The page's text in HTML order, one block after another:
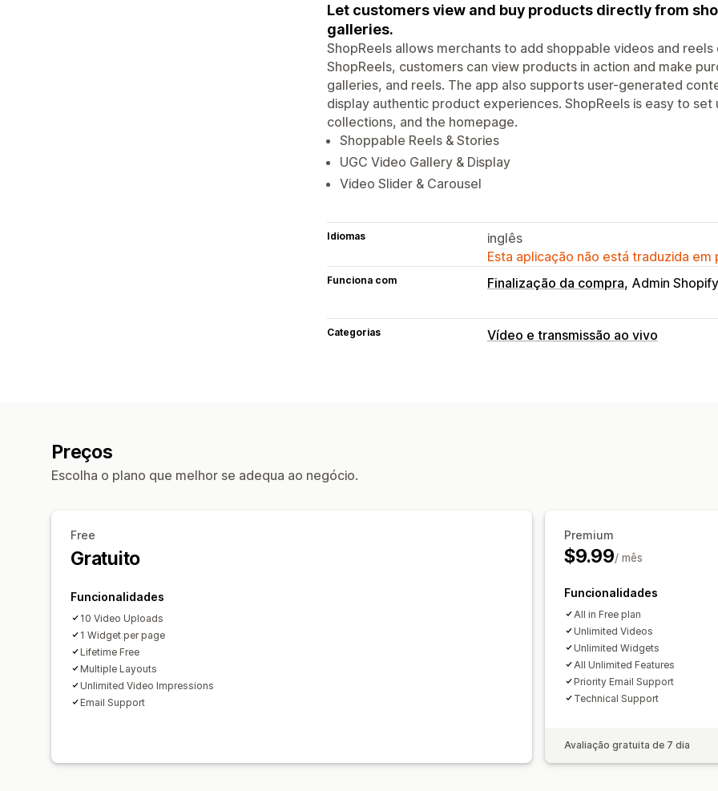
Let customers view and buy products directly from
galleries.
ShopReels allows merchants to add shoppable videos and
ShopReels, customers can view products in action and make
galleries, and reels. The app also supports user-generated
display authentic product experiences. ShopReels is easy to
collections, and the homepage.
Shoppable Reels & Stories
UGC Video Gallery & Display
Video Slider & Carousel
Idiomas
inglês
Esta aplicação não está traduzida
Funciona com Finalização da compra Admin Shopify
Categorias Vídeo e transmissão ao vivo
Preços
Escolha o plano que melhor se adequa ao negócio.
Free
Gratuito
Funcionalidades
10 Video Uploads
1 Widget per page
Lifetime Free
Multiple Layouts
Unlimited Video Impressions
Email Support
Premium
$9.99/ mês
Funcionalidades
All in Free plan
Unlimited Videos
Unlimited Widgets
All Unlimited Features
Priority Email Support
Technical Support
Avaliação gratuita de 7 dia